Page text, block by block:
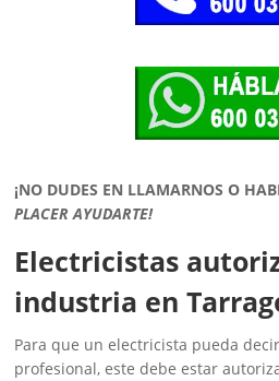
¡NO DUDES EN LLAMARNOS O
PLACER AYUDARTE!
Electricistas
industria en
Para que un electricista pueda
profesional, este debe estar